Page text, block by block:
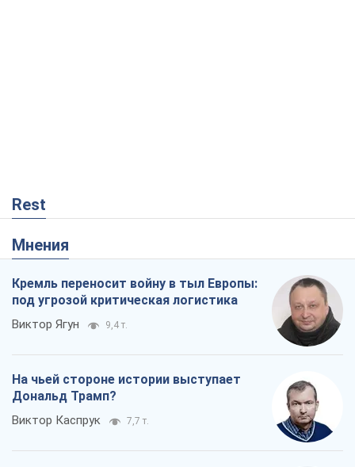
Rest
Мнения
Кремль переносит войну в тыл Европы:
под угрозой критическая логистика
Виктор Ягун 9,4 т.
На чьей стороне истории выступает
Дональд Трамп?
Виктор Каспрук 7,7 т.